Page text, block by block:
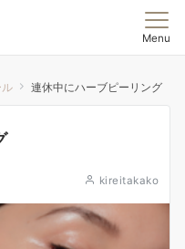
Menu
連休中にハーブピーリング
kireitakako